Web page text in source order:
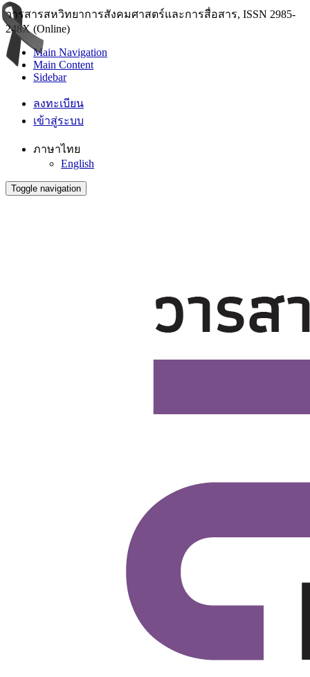
วารสารสหวิทยาการสังคมศาสตร์และการสื่อสาร, ISSN 2985-
248X (Online)
Main Navigation
Main Content
Sidebar
ลงทะเบียน
เข้าสู่ระบบ
ภาษาไทย
English
Toggle navigation